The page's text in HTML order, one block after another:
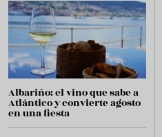
Albariño: el vino que sabe a
Atlántico y convierte agosto
en una fiesta